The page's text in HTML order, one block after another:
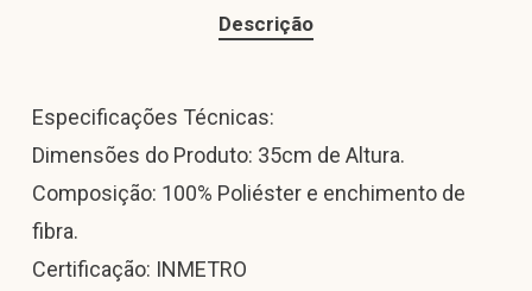
Descrição
Especificações Técnicas:
Dimensões do Produto: 35cm de Altura.
Composição: 100% Poliéster e enchimento de
fibra.
Certificação: INMETRO